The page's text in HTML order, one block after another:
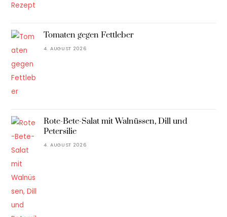
Tomaten gegen Fettleber
4. AUGUST 2026
Rote-Bete-Salat mit Walnüssen, Dill und
Petersilie
4. AUGUST 2026